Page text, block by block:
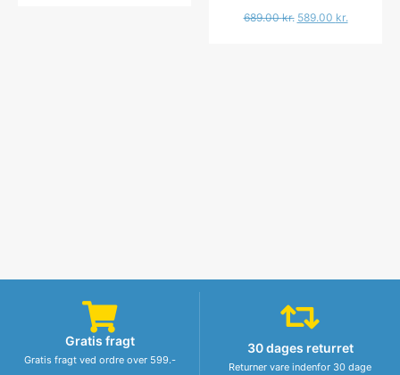
689.00kr. 589.00 kr.
Gratis fragt
Gratis fragt ved ordre over 599.-
30 dages returret
Returner vare indenfor 30 dage